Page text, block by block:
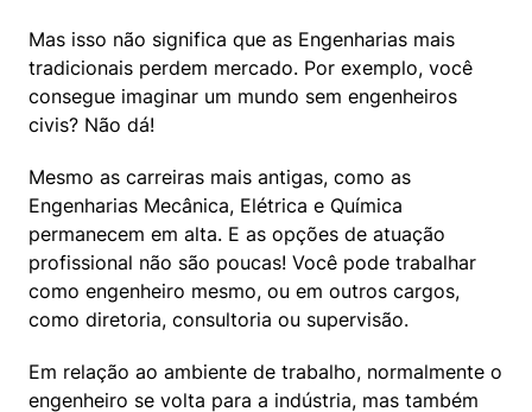
Mas isso não significa que as Engenharias mais
tradicionais perdem mercado. Por exemplo, você
consegue imaginar um mundo sem engenheiros
civis? Não dá!
Mesmo as carreiras mais antigas, como as
Engenharias Mecânica, Elétrica e Química
permanecem em alta. E as opções de atuação
profissional não são poucas! Você pode trabalhar
como engenheiro mesmo, ou em outros cargos,
como diretoria, consultoria ou supervisão.
Em relação ao ambiente de trabalho, normalmente o
engenheiro se volta para a indústria, mas também